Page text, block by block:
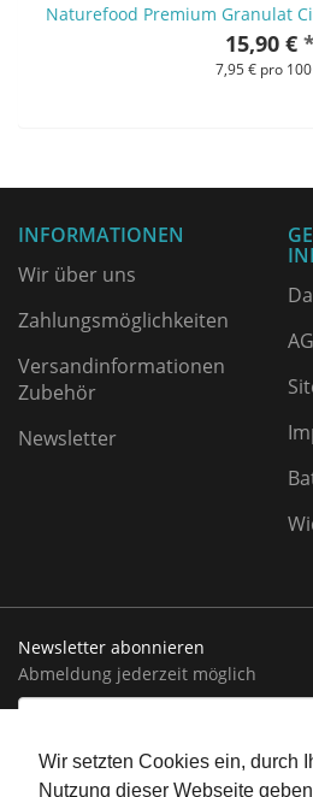
Wir setzten Cookies ein, durch
Nutzung dieser Webseite
Naturefood Premium Granulat
15,90 € *
7,95 € pro
INFORMATIONEN
Wir über uns
Zahlungsmöglichkeiten
Versandinformationen
Zubehör
Newsletter
Newsletter abonnieren
Abmeldung jederzeit möglich
EMAIL-